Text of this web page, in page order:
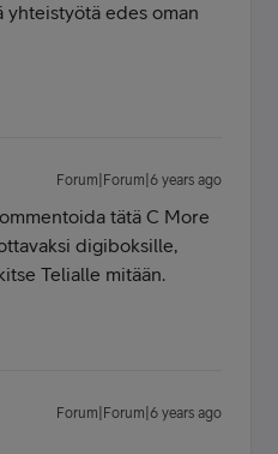
yhteistyötä edes oman
Forum|Forum|6 years ago
tätä C More
digiboksille,
Telialle mitään.
Forum|Forum|6 years ago